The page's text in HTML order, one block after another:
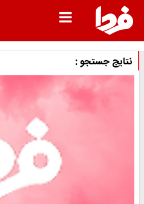
نتایج جستجو :